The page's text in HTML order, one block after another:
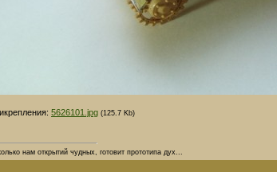
5626101.jpg (125.7 Kb)
нам открытий чудных, готовит прототипа дух...